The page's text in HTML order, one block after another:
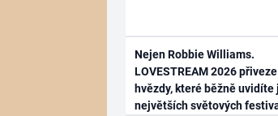
Nejen Robbie Williams.
LOVESTREAM 2026 přiveze
hvězdy, které běžně uvidíte
největších světových